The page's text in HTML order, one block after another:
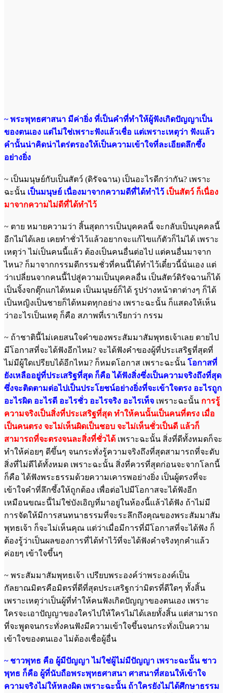
~ พระพุทธศาสนา มีค่ายิ่ง ที่เป็นคำที่ทำให้ผู้ฟังเกิดปัญญาเป็น
ของตนเอง แต่ไม่ใช่เพราะฟังแล้วเชื่อ แต่เพราะเหตุว่า ฟังแล้ว
คำนั้นน่าคิดน่าไตร่ตรองให้เป็นความเข้าใจที่ละเอียดลึกซึ้ง
อย่างยิ่ง
~ เป็นมนุษย์กับเป็นสัตว์ (ดิรัจฉาน) เป็นอะไรดีกว่ากัน? เพราะ
ฉะนั้น เป็นมนุษย์ เนื่องมาจากความดีที่ได้ทำไว้ เป็นสัตว์ ก็เนื่อง
มาจากความไม่ดีที่ได้ทำไว้
~ ตาย หมายความว่า สิ้นสุดการเป็นบุคคลนี้ จะกลับเป็นบุคคลนี้
อีกไม่ได้เลย เคยทำชั่วไว้แล้วอยากจะแก้ไขแก้ตัวก็ไม่ได้ เพราะ
เหตุว่า ไม่เป็นคนนี้แล้ว ต้องเป็นคนอื่นต่อไป แต่คนอื่นมาจาก
ไหน? ก็มาจากกรรมดีกรรมชั่วที่คนนี้ได้ทำไว้เดี๋ยวนี้นั่นเอง แต่
ว่าเปลี่ยนจากคนนี้ไปสู่ความเป็นบุคคลอื่น เป็นสัตว์ดิรัจฉานก็ได้
เป็นจิ้งจกตุ๊กแกได้หมด เป็นมนุษย์ก็ได้ รูปร่างหน้าตาต่างๆ ก็ได้
เป็นหญิงเป็นชายก็ได้หมดทุกอย่าง เพราะฉะนั้น ก็แสดงให้เห็น
ว่าอะไรเป็นเหตุ ก็คือ สภาพที่เราเรียกว่า กรรม
~ ถ้าชาตินี้ไม่เคยสนใจคำของพระสัมมาสัมพุทธเจ้าเลย ตายไป
มีโอกาสที่จะได้ฟังอีกไหม? จะได้ฟังคำของผู้ที่ประเสริฐที่สุดที่
ไม่มีผู้ใดเปรียบได้อีกไหม? ก็หมดโอกาส เพราะฉะนั้น โอกาสที่
ยังเหลืออยู่ที่ประเสริฐที่สุด ก็คือ ได้ฟังสิ่งซึ่งเป็นความจริงถึงที่สุด
ซึ่งจะติดตามต่อไปเป็นประโยชน์อย่างยิ่งที่จะเข้าใจตรง อะไรถูก
อะไรผิด อะไรดี อะไรชั่ว อะไรจริง อะไรเท็จ เพราะฉะนั้น การรู้
ความจริงเป็นสิ่งที่ประเสริฐที่สุด ทำให้คนนั้นเป็นคนที่ตรง เมื่อ
เป็นคนตรง จะไม่เห็นผิดเป็นชอบ จะไม่เห็นชั่วเป็นดี แล้วก็
สามารถที่จะตรงจนละสิ่งที่ชั่วได้ เพราะฉะนั้น สิ่งที่ดีทั้งหมดก็จะ
ทำให้ค่อยๆ ดีขึ้นๆ จนกระทั่งรู้ความจริงถึงที่สุดสามารถที่จะดับ
สิ่งที่ไม่ดีได้ทั้งหมด เพราะฉะนั้น สิ่งที่ควรที่สุดก่อนจะจากโลกนี้
ก็คือ ได้ฟังพระธรรมด้วยความเคารพอย่างยิ่ง เป็นผู้ตรงที่จะ
เข้าใจคำที่ลึกซึ้งให้ถูกต้อง เพื่อต่อไปมีโอกาสจะได้ฟังอีก
เหมือนขณะนี้ไม่ใช่บังเอิญที่มาอยู่ในห้องนี้แล้วได้ฟัง ถ้าไม่มี
การจัดให้มีการสนทนาธรรมที่จะระลึกถึงคุณของพระสัมมาสัม
พุทธเจ้า ก็จะไม่เห็นคุณ แต่ว่าเมื่อมีการที่มีโอกาสที่จะได้ฟัง ก็
ต้องรู้ว่าเป็นผลของการที่ได้ทำไว้ที่จะได้ฟังคำจริงทุกคำแล้ว
ค่อยๆ เข้าใจขึ้นๆ
~ พระสัมมาสัมพุทธเจ้า เปรียบพระองค์ว่าพระองค์เป็น
กัลยาณมิตรคือมิตรที่ดีที่สุดประเสริฐกว่ามิตรที่ดีใดๆ ทั้งสิ้น
เพราะเหตุว่าเป็นผู้ที่ทำให้คนฟังเกิดปัญญาของตนเอง เพราะ
ใครจะเอาปัญญาของใครไปให้ใครไม่ได้เลยทั้งสิ้น แต่สามารถ
ที่จะพูดจนกระทั่งคนฟังมีความเข้าใจขึ้นจนกระทั่งเป็นความ
เข้าใจของตนเอง ไม่ต้องเชื่อผู้อื่น
~ ชาวพุทธ คือ ผู้มีปัญญา ไม่ใช่ผู้ไม่มีปัญญา เพราะฉะนั้น ชาว
พุทธ ก็คือ ผู้ที่นับถือพระพุทธศาสนา ศาสนาที่สอนให้เข้าใจ
ความจริงไม่ให้หลงผิด เพราะฉะนั้น ถ้าใครยังไม่ได้ศึกษาธรรม